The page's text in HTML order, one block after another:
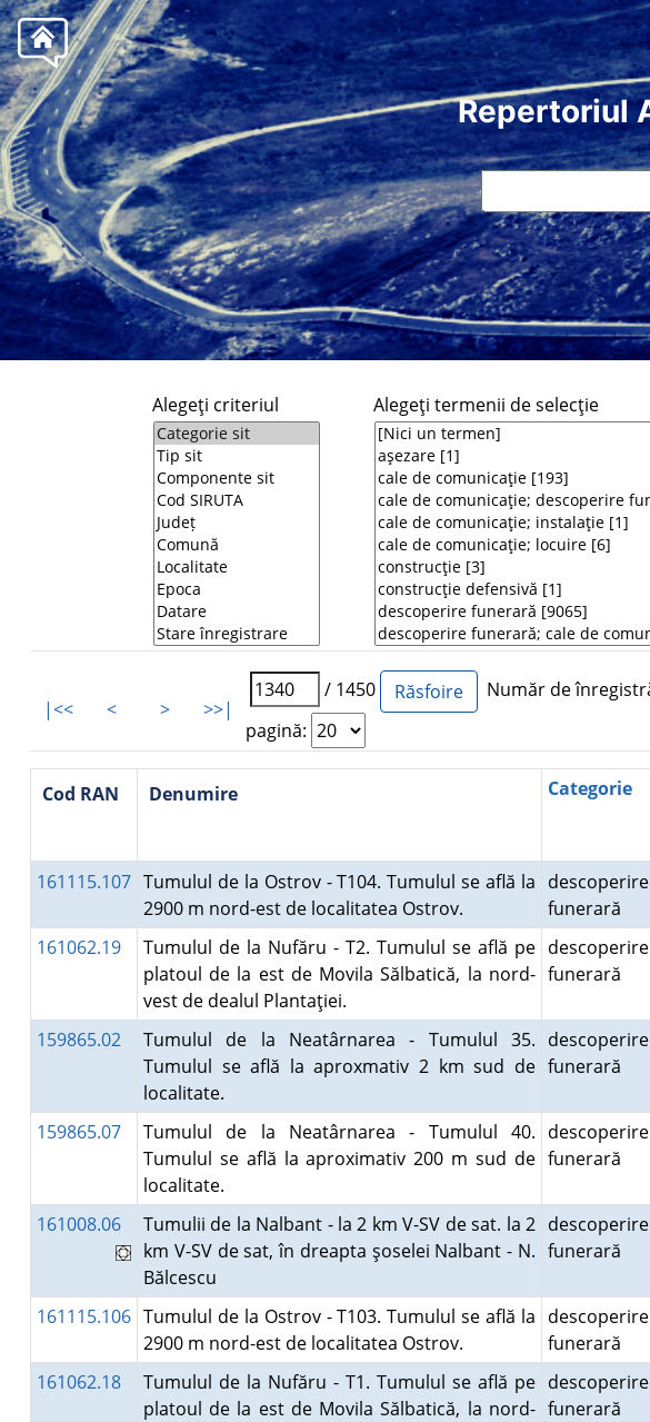
Repertoriul
Alegeţi criteriul Alegeţi termenii de selecţie
|<< < > >>|
/ 1450
Număr de
pagină:
Cod RAN Denumire Categorie
161115.107 Tumulul de la Ostrov - T104. Tumulul se află la
2900 m nord-est de localitatea Ostrov.
descoperire
funerară
161062.19
Tumulul de la Nufăru - T2. Tumulul se află pe
platoul de la est de Movila Sălbatică, la nord-
vest de dealul Plantaţiei.
descoperire
funerară
159865.02
Tumulul de la Neatârnarea - Tumulul 35.
Tumulul se află la aproxmativ 2 km sud de
localitate.
descoperire
funerară
159865.07
Tumulul de la Neatârnarea - Tumulul 40.
Tumulul se află la aproximativ 200 m sud de
localitate.
descoperire
funerară
161008.06
Tumulii de la Nalbant - la 2 km V-SV de sat. la 2
km V-SV de sat, în dreapta şoselei Nalbant - N.
Bălcescu
descoperire
funerară
161115.106 Tumulul de la Ostrov - T103. Tumulul se află la
2900 m nord-est de localitatea Ostrov.
descoperire
funerară
161062.18
Tumulul de la Nufăru - T1. Tumulul se află pe
platoul de la est de Movila Sălbatică, la nord-
descoperire
funerară